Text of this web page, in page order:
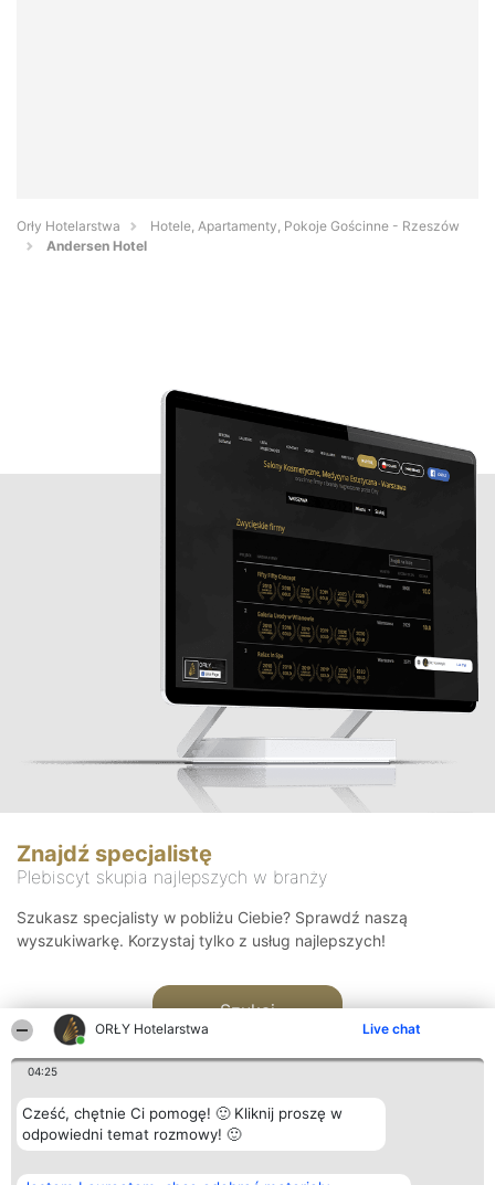
ORŁY Hotelarstwa Live chat
04:25
Cześć, chętnie Ci pomogę! 🙂 Kliknij proszę w
odpowiedni temat rozmowy! 🙂
Orły Hotelarstwa
Hotele, Apartamenty, Pokoje Gościnne - Rzeszów
Andersen Hotel
Znajdź specjalistę
Plebiscyt skupia najlepszych w branży
Szukasz specjalisty w pobliżu Ciebie? Sprawdź naszą
wyszukiwarkę. Korzystaj tylko z usług najlepszych!
Szukaj
Organizator plebiscytu Plebiscyt Kontakt